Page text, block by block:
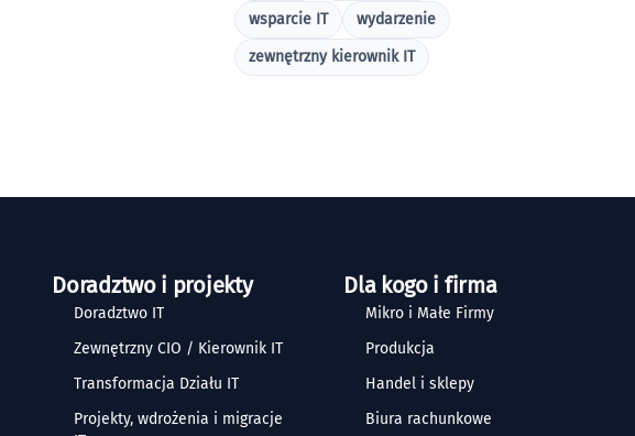
wsparcie IT
wydarzenie
zewnętrzny kierownik IT
Doradztwo i projekty
Doradztwo IT
Zewnętrzny CIO / Kierownik IT
Transformacja Działu IT
Projekty, wdrożenia i migracje
Dla kogo i firma
Mikro i Małe Firmy
Produkcja
Handel i sklepy
Biura rachunkowe